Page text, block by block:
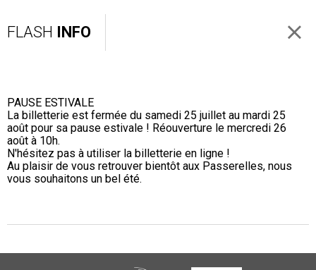
FLASH INFO
PAUSE ESTIVALE
La billetterie est fermée du samedi 25 juillet au mardi 25
août pour sa pause estivale ! Réouverture le mercredi 26
août à 10h.
N'hésitez pas à utiliser la billetterie en ligne !
Au plaisir de vous retrouver bientôt aux Passerelles, nous
vous souhaitons un bel été.